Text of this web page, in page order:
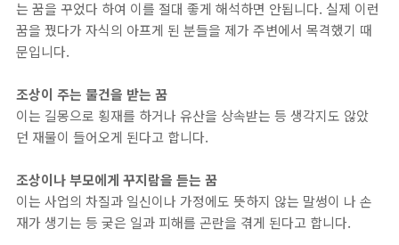
는 꿈을 꾸었다 하여 이를 절대 좋게 해석하면 안됩니다. 실제 이런
꿈을 꿨다가 자식의 아프게 된 분들을 제가 주변에서 목격했기 때
문입니다.
조상이 주는 물건을 받는 꿈
이는 길몽으로 횡재를 하거나 유산을 상속받는 등 생각지도 않았
던 재물이 들어오게 된다고 합니다.
조상이나 부모에게 꾸지람을 듣는 꿈
이는 사업의 차질과 일신이나 가정에도 뜻하지 않는 말썽이 나 손
재가 생기는 등 궂은 일과 피해를 곤란을 겪게 된다고 합니다.